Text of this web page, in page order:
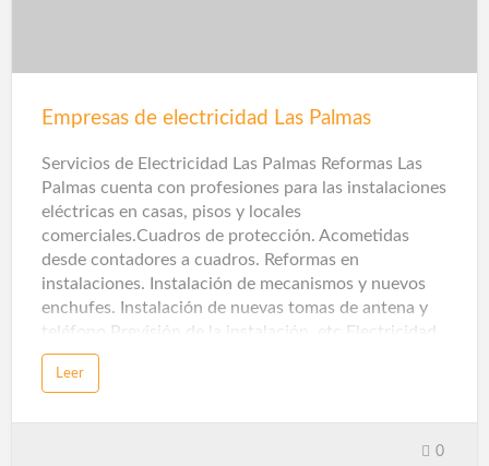
Empresas de electricidad Las Palmas
Servicios de Electricidad Las Palmas Reformas Las
Palmas cuenta con profesiones para las instalaciones
eléctricas en casas, pisos y locales
comerciales.Cuadros de protección. Acometidas
desde contadores a cuadros. Reformas en
instalaciones. Instalación de mecanismos y nuevos
enchufes. Instalación de nuevas tomas de antena y
teléfono Previsión de la instalación. etc.Electricidad
Reparaciones Eléctricas Las Palmas
Leer
0